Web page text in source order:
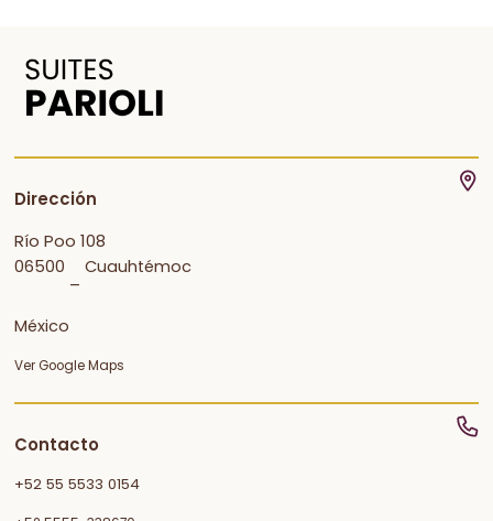
Dirección
Río Poo 108
06500
–
Cuauhtémoc
México
Ver Google Maps
Contacto
+52 55 5533 0154